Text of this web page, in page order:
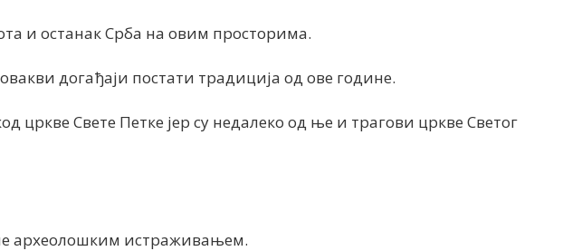
и останак Срба на овим просторима.
догађаји постати традиција од ове године.
Свете Петке јер су недалеко од ње и трагови цркве Светог
археолошким истраживањем.